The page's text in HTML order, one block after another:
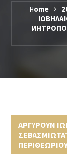
Home
ΑΡΓΥΡΟΥΝ